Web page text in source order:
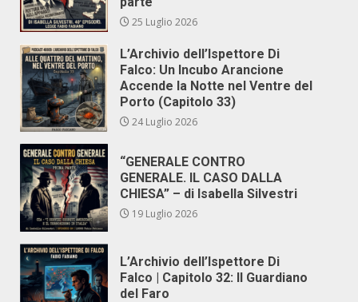
25 Luglio 2026
L’Archivio dell’Ispettore Di
Falco: Un Incubo Arancione
Accende la Notte nel Ventre del
Porto (Capitolo 33)
24 Luglio 2026
“GENERALE CONTRO
GENERALE. IL CASO DALLA
CHIESA” – di Isabella Silvestri
19 Luglio 2026
L’Archivio dell’Ispettore Di
Falco | Capitolo 32: Il Guardiano
del Faro